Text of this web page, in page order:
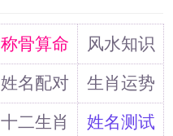
称骨算命
风水知识
姓名配对
生肖运势
十二生肖 姓名测试